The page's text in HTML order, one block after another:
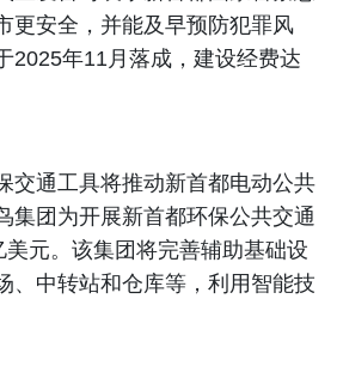
更安全，并能及早预防犯罪风
2025年11月落成，建设经费达
交通工具将推动新首都电动公共
集团为开展新首都环保公共交通
元。该集团将完善辅助基础设
、中转站和仓库等，利用智能技